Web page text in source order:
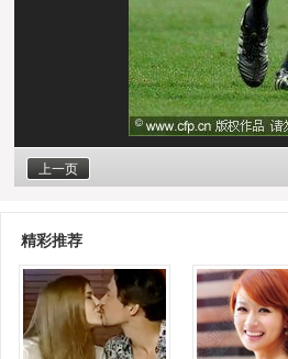
上一页
精彩推荐